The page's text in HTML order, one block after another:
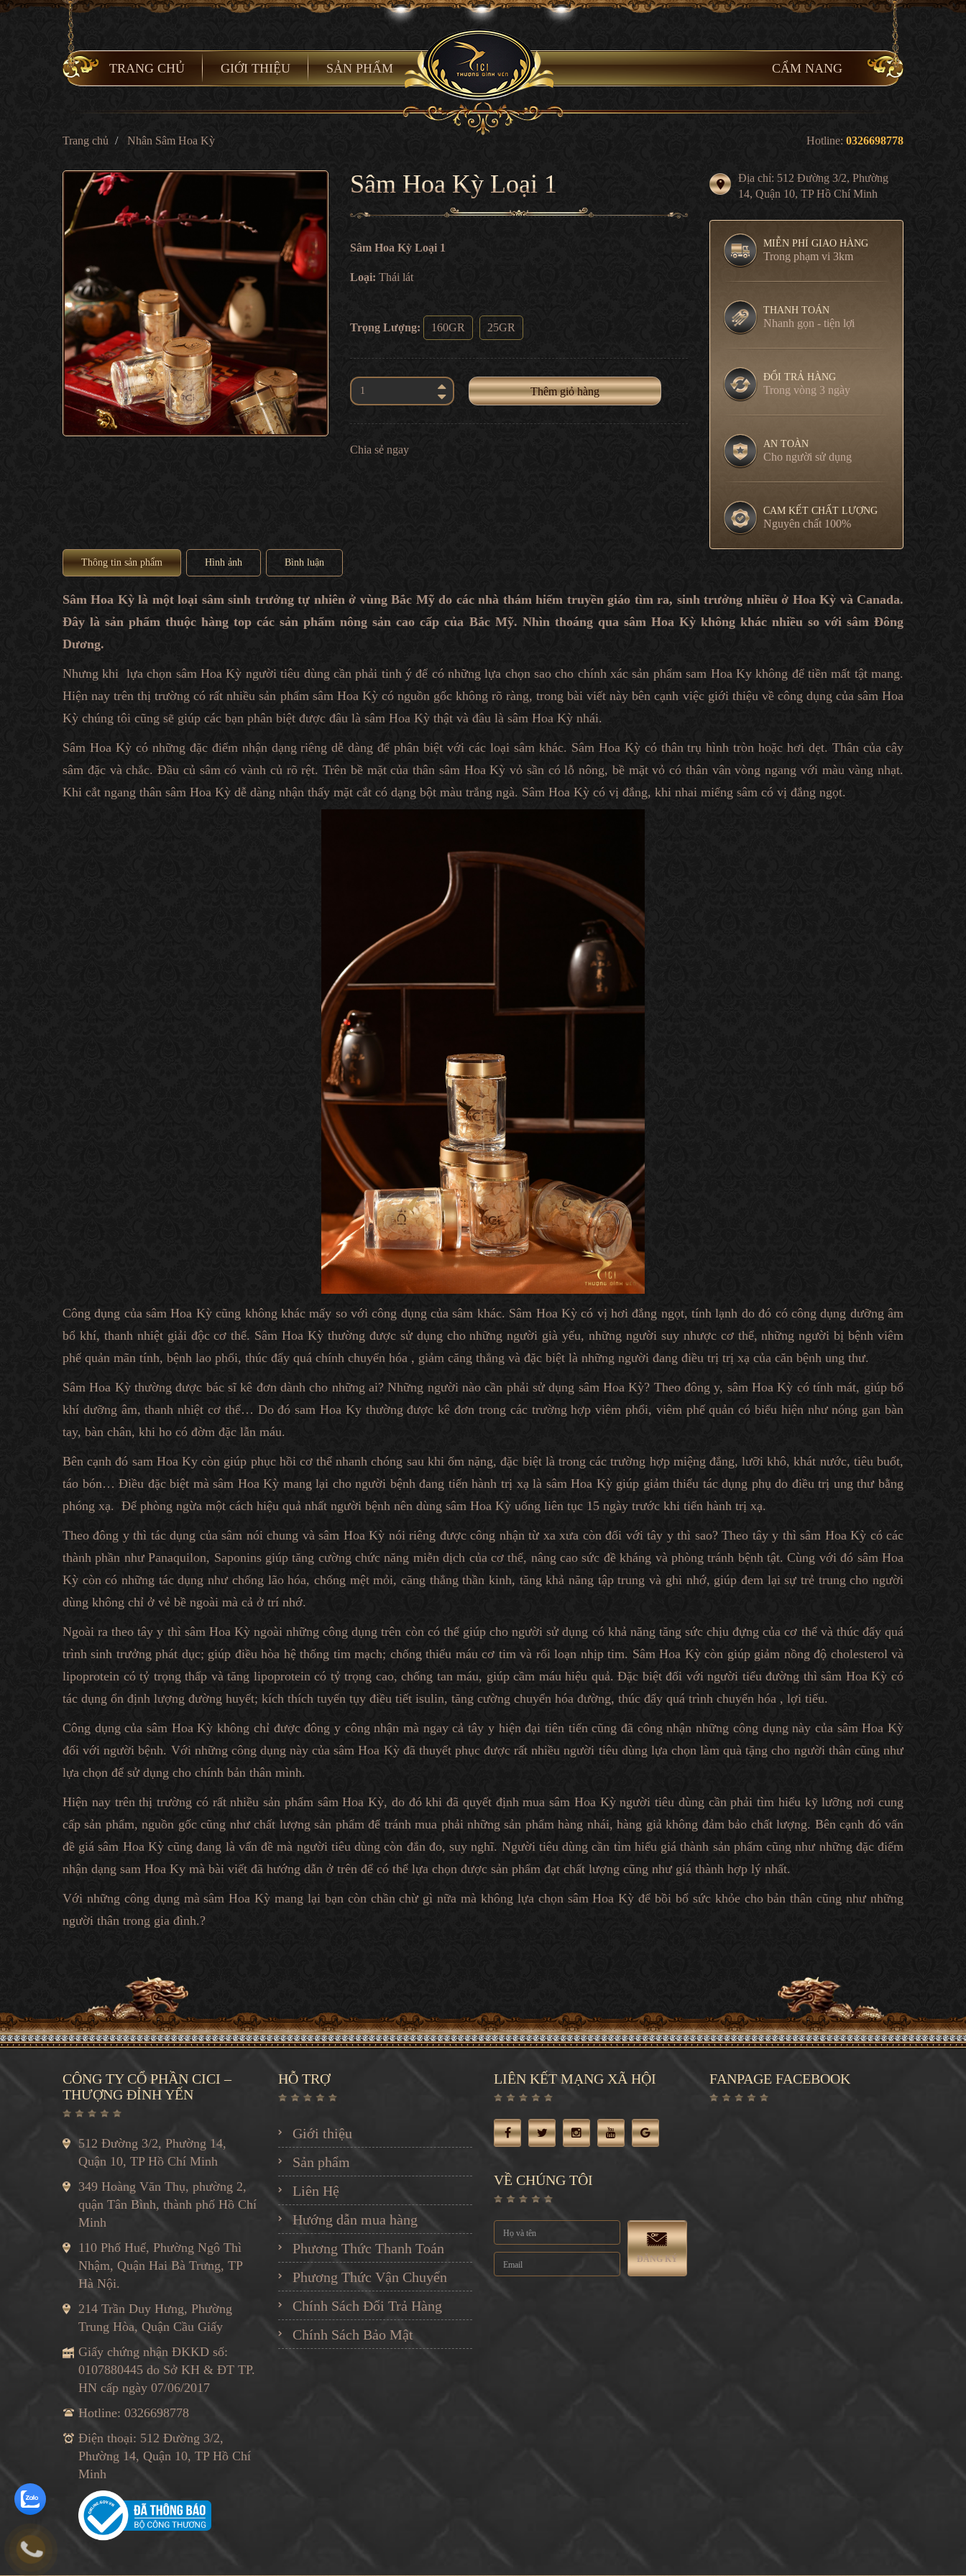
TRANG CHỦ GIỚI THIỆU SẢN PHẨM CẨM NANG
Trang chủ Nhân Sâm Hoa Kỳ Hotline: 0326698778
Sâm Hoa Kỳ Loại 1
Sâm Hoa Kỳ Loại 1
Loại: Thái lát
Trọng Lượng: 160GR 25GR
Thêm giỏ hàng
Chia sẻ ngay
Địa chỉ: 512 Đường 3/2, Phường
14, Quận 10, TP Hồ Chí Minh
MIỄN PHÍ GIAO HÀNG
Trong phạm vi 3km
THANH TOÁN
Nhanh gọn - tiện lợi
ĐỔI TRẢ HÀNG
Trong vòng 3 ngày
AN TOÀN
Cho người sử dụng
CAM KẾT CHẤT LƯỢNG
Nguyên chất 100%
Thông tin sản phẩm Hình ảnh Bình luận
Sâm Hoa Kỳ là một loại sâm sinh trưởng tự nhiên ở vùng Bắc Mỹ do các nhà thám hiểm truyền giáo tìm ra, sinh trưởng nhiều ở Hoa Kỳ và Canada.
Đây là sản phẩm thuộc hàng top các sản phẩm nông sản cao cấp của Bắc Mỹ. Nhìn thoáng qua sâm Hoa Kỳ không khác nhiều so với sâm Đông
Dương.
Nhưng khi lựa chọn sâm Hoa Kỳ người tiêu dùng cần phải tinh ý để có những lựa chọn sao cho chính xác sản phẩm sam Hoa Ky không để tiền mất tật mang.
Hiện nay trên thị trường có rất nhiều sản phẩm sâm Hoa Kỳ có nguồn gốc không rõ ràng, trong bài viết này bên cạnh việc giới thiệu về công dụng của sâm Hoa
Kỳ chúng tôi cũng sẽ giúp các bạn phân biệt được đâu là sâm Hoa Kỳ thật và đâu là sâm Hoa Kỳ nhái.
Sâm Hoa Kỳ có những đặc điểm nhận dạng riêng dễ dàng để phân biệt với các loại sâm khác. Sâm Hoa Kỳ có thân trụ hình tròn hoặc hơi dẹt. Thân của cây
sâm đặc và chắc. Đầu củ sâm có vành củ rõ rệt. Trên bề mặt của thân sâm Hoa Kỳ vỏ sần có lỗ nông, bề mặt vỏ có thân vân vòng ngang với màu vàng nhạt.
Khi cắt ngang thân sâm Hoa Kỳ dễ dàng nhận thấy mặt cắt có dạng bột màu trắng ngà. Sâm Hoa Kỳ có vị đắng, khi nhai miếng sâm có vị đắng ngọt.
Công dụng của sâm Hoa Kỳ cũng không khác mấy so với công dụng của sâm khác. Sâm Hoa Kỳ có vị hơi đắng ngọt, tính lạnh do đó có công dụng dưỡng âm
bổ khí, thanh nhiệt giải độc cơ thể. Sâm Hoa Kỳ thường được sử dụng cho những người già yếu, những người suy nhược cơ thể, những người bị bệnh viêm
phế quản mãn tính, bệnh lao phổi, thúc đẩy quá chính chuyển hóa , giảm căng thẳng và đặc biệt là những người đang điều trị trị xạ của căn bệnh ung thư.
Sâm Hoa Kỳ thường được bác sĩ kê đơn dành cho những ai? Những người nào cần phải sử dụng sâm Hoa Kỳ? Theo đông y, sâm Hoa Kỳ có tính mát, giúp bổ
khí dưỡng âm, thanh nhiệt cơ thể… Do đó sam Hoa Ky thường được kê đơn trong các trường hợp viêm phổi, viêm phế quản có biểu hiện như nóng gan bàn
tay, bàn chân, khi ho có đờm đặc lẫn máu.
Bên cạnh đó sam Hoa Ky còn giúp phục hồi cơ thể nhanh chóng sau khi ốm nặng, đặc biệt là trong các trường hợp miệng đắng, lưỡi khô, khát nước, tiêu buốt,
táo bón… Điều đặc biệt mà sâm Hoa Kỳ mang lại cho người bệnh đang tiến hành trị xạ là sâm Hoa Kỳ giúp giảm thiểu tác dụng phụ do điều trị ung thư bằng
phóng xạ. Để phòng ngừa một cách hiệu quả nhất người bệnh nên dùng sâm Hoa Kỳ uống liên tục 15 ngày trước khi tiến hành trị xạ.
Theo đông y thì tác dụng của sâm nói chung và sâm Hoa Kỳ nói riêng được công nhận từ xa xưa còn đối với tây y thì sao? Theo tây y thì sâm Hoa Kỳ có các
thành phần như Panaquilon, Saponins giúp tăng cường chức năng miễn dịch của cơ thể, nâng cao sức đề kháng và phòng tránh bệnh tật. Cùng với đó sâm Hoa
Kỳ còn có những tác dụng như chống lão hóa, chống mệt mỏi, căng thẳng thần kinh, tăng khả năng tập trung và ghi nhớ, giúp đem lại sự trẻ trung cho người
dùng không chỉ ở vẻ bề ngoài mà cả ở trí nhớ.
Ngoài ra theo tây y thì sâm Hoa Kỳ ngoài những công dụng trên còn có thể giúp cho người sử dụng có khả năng tăng sức chịu đựng của cơ thể và thúc đẩy quá
trình sinh trưởng phát dục; giúp điều hòa hệ thống tim mạch; chống thiếu máu cơ tim và rối loạn nhịp tim. Sâm Hoa Kỳ còn giúp giảm nồng độ cholesterol và
lipoprotein có tỷ trọng thấp và tăng lipoprotein có tỷ trọng cao, chống tan máu, giúp cầm máu hiệu quả. Đặc biệt đối với người tiểu đường thì sâm Hoa Kỳ có
tác dụng ổn định lượng đường huyết; kích thích tuyến tụy điều tiết isulin, tăng cường chuyển hóa đường, thúc đẩy quá trình chuyển hóa , lợi tiểu.
Công dụng của sâm Hoa Kỳ không chỉ được đông y công nhận mà ngay cả tây y hiện đại tiên tiến cũng đã công nhận những công dụng này của sâm Hoa Kỳ
đối với người bệnh. Với những công dụng này của sâm Hoa Kỳ đã thuyết phục được rất nhiều người tiêu dùng lựa chọn làm quà tặng cho người thân cũng như
lựa chọn để sử dụng cho chính bản thân mình.
Hiện nay trên thị trường có rất nhiều sản phẩm sâm Hoa Kỳ, do đó khi đã quyết định mua sâm Hoa Kỳ người tiêu dùng cần phải tìm hiểu kỹ lưỡng nơi cung
cấp sản phẩm, nguồn gốc cũng như chất lượng sản phẩm để tránh mua phải những sản phẩm hàng nhái, hàng giả không đảm bảo chất lượng. Bên cạnh đó vấn
đề giá sâm Hoa Kỳ cũng đang là vấn đề mà người tiêu dùng còn đắn đo, suy nghĩ. Người tiêu dùng cần tìm hiểu giá thành sản phẩm cũng như những đặc điểm
nhận dạng sam Hoa Ky mà bài viết đã hướng dẫn ở trên để có thể lựa chọn được sản phẩm đạt chất lượng cũng như giá thành hợp lý nhất.
Với những công dụng mà sâm Hoa Kỳ mang lại bạn còn chần chừ gì nữa mà không lựa chọn sâm Hoa Kỳ để bồi bổ sức khỏe cho bản thân cũng như những
người thân trong gia đình.?
CÔNG TY CỔ PHẦN CICI –
THƯỢNG ĐỈNH YẾN
512 Đường 3/2, Phường 14,
Quận 10, TP Hồ Chí Minh
349 Hoàng Văn Thụ, phường 2,
quận Tân Bình, thành phố Hồ Chí
Minh
110 Phố Huế, Phường Ngô Thì
Nhậm, Quận Hai Bà Trưng, TP
Hà Nội.
214 Trần Duy Hưng, Phường
Trung Hòa, Quận Cầu Giấy
Giấy chứng nhận ĐKKD số:
0107880445 do Sở KH & ĐT TP.
HN cấp ngày 07/06/2017
Hotline: 0326698778
Điện thoại: 512 Đường 3/2,
Phường 14, Quận 10, TP Hồ Chí
Minh
HỖ TRỢ
Giới thiệu
Sản phẩm
Liên Hệ
Hướng dẫn mua hàng
Phương Thức Thanh Toán
Phương Thức Vận Chuyển
Chính Sách Đổi Trả Hàng
Chính Sách Bảo Mật
LIÊN KẾT MẠNG XÃ HỘI
VỀ CHÚNG TÔI
ĐĂNG KÝ
FANPAGE FACEBOOK